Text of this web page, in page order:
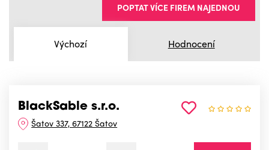
Výchozí Hodnocení
POPTAT VÍCE FIREM NAJEDNOU
BlackSable s.r.o.
Šatov 337, 67122 Šatov